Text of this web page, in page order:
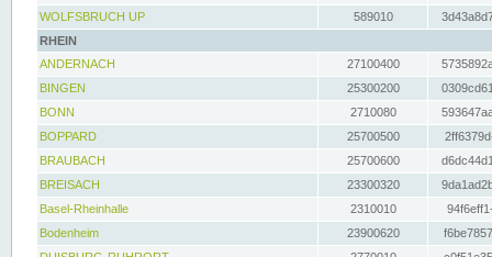
WOLFSBRUCH UP
589010
RHEIN
ANDERNACH
27100400
BINGEN
25300200
BONN
2710080
BOPPARD
25700500
BRAUBACH
25700600
BREISACH
23300320
Basel-Rheinhalle
2310010
Bodenheim
23900620